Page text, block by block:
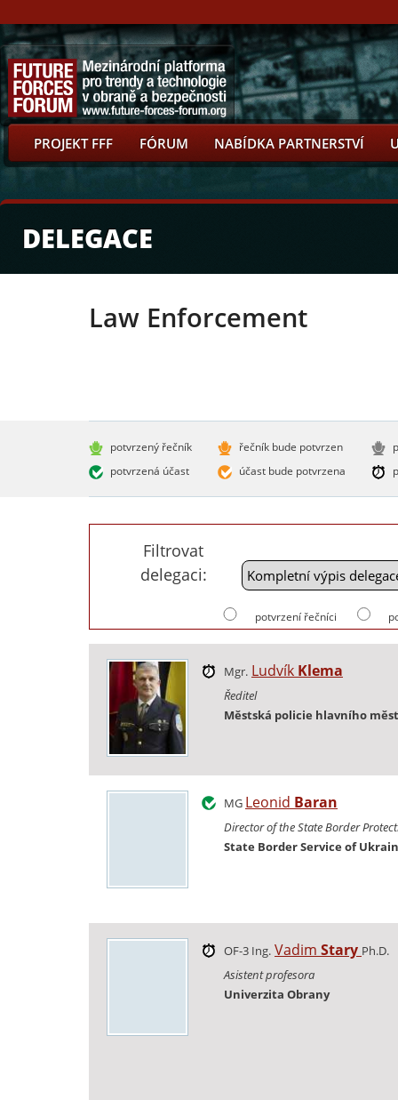
PROJEKT FFF FÓRUM NABÍDKA PARTNERSTVÍ
DELEGACE
Law Enforcement
potvrzený řečník
potvrzená účast
řečník bude potvrzen
účast bude potvrzena
Filtrovat
delegaci:
potvrzení řečníci
Mgr. Ludvík Klema
Ředitel
Městská policie hlavního
MG Leonid Baran
Director of the State Border
State Border Service of
OF-3 Ing. Vadim Stary Ph.D.
Asistent profesora
Univerzita Obrany